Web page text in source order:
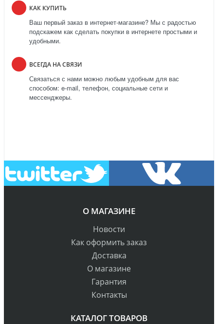
КАК КУПИТЬ
Ваш первый заказ в интернет-магазине? Мы с радостью
подскажем как сделать покупки в интернете простыми и
удобными.
ВСЕГДА НА СВЯЗИ
Связаться с нами можно любым удобным для вас
способом: e-mail, телефон, социальные сети и
мессенджеры.
О МАГАЗИНЕ
Новости
Как оформить заказ
Доставка
О магазине
Гарантия
Контакты
КАТАЛОГ ТОВАРОВ